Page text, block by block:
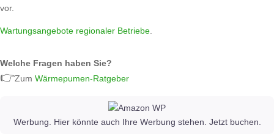
vor.
Wartungsangebote regionaler Betriebe.
Welche Fragen haben Sie?
👉Zum Wärmepumen-Ratgeber
Werbung. Hier könnte auch Ihre Werbung stehen. Jetzt buchen.